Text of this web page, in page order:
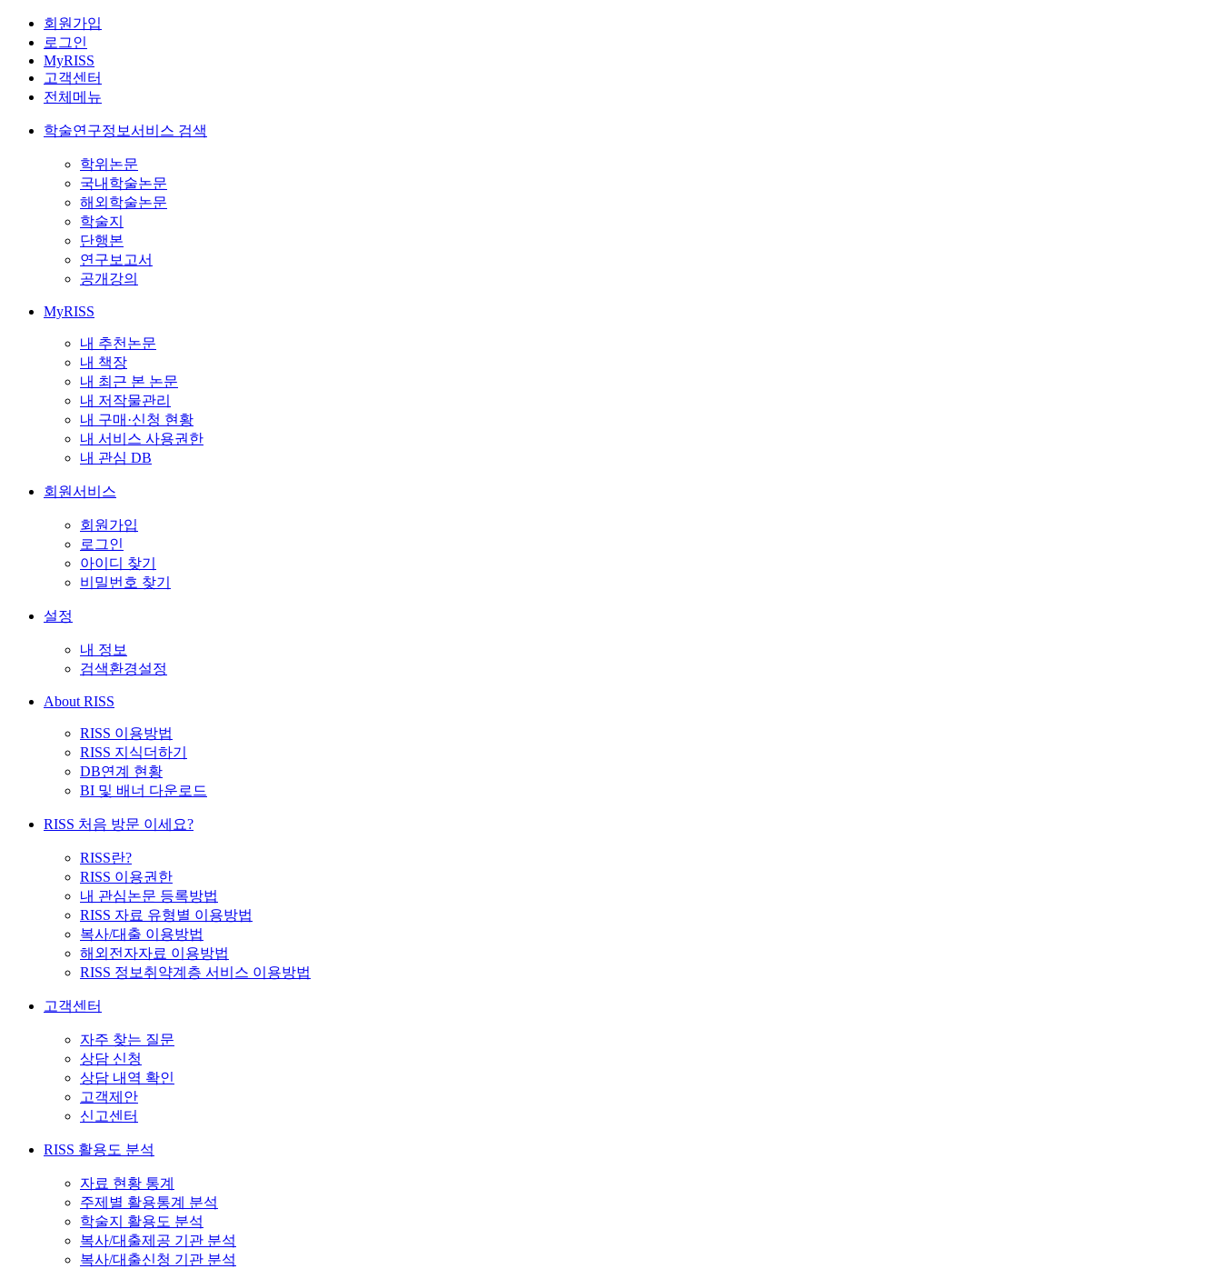
회원가입
로그인
MyRISS
고객센터
전체메뉴
학술연구정보서비스 검색
학위논문
국내학술논문
해외학술논문
학술지
단행본
연구보고서
공개강의
MyRISS
내 추천논문
내 책장
내 최근 본 논문
내 저작물관리
내 구매·신청 현황
내 서비스 사용권한
내 관심 DB
회원서비스
회원가입
로그인
아이디 찾기
비밀번호 찾기
설정
내 정보
검색환경설정
About RISS
RISS 이용방법
RISS 지식더하기
DB연계 현황
BI 및 배너 다운로드
RISS 처음 방문 이세요?
RISS란?
RISS 이용권한
내 관심논문 등록방법
RISS 자료 유형별 이용방법
복사/대출 이용방법
해외전자자료 이용방법
RISS 정보취약계층 서비스 이용방법
고객센터
자주 찾는 질문
상담 신청
상담 내역 확인
고객제안
신고센터
RISS 활용도 분석
자료 현황 통계
주제별 활용통계 분석
학술지 활용도 분석
복사/대출제공 기관 분석
복사/대출신청 기관 분석